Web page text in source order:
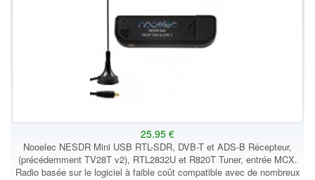
25.95 €
Nooelec NESDR Mini USB RTL-SDR, DVB-T et ADS-B Récepteur,
(précédemment TV28T v2), RTL2832U et R820T Tuner, entrée MCX.
Radio basée sur le logiciel à faible coût compatible avec de nombreux